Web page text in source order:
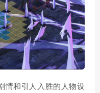
情和引人入胜的人物设